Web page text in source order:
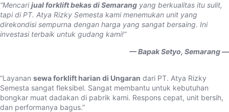
“Mencarijual forklift bekas di Semarang yang berkualitas itu sulit,
tapi di PT. Atya Rizky Semesta kami menemukan unit yang
direkondisi sempurna dengan harga yang sangat bersaing. Ini
investasi terbaik untuk gudang kami!”
— Bapak Setyo, Semarang —
“Layanan sewa forklift harian di Ungaran dari PT. Atya Rizky
Semesta sangat fleksibel. Sangat membantu untuk kebutuhan
bongkar muat dadakan di pabrik kami. Respons cepat, unit bersih,
dan performanya bagus.”